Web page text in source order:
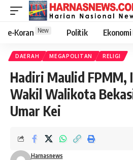
e-Koran New Politik
DAERAH MEGAPOLITAN RELIGI
Hadiri Maulid FPMM,
Wakil Walikota
Umar Kei
Harnasnews